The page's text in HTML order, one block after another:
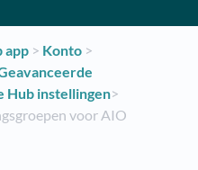
app ​ > ​ ​Konto ​ > ​
Hub instellingen​>​
voor AIO